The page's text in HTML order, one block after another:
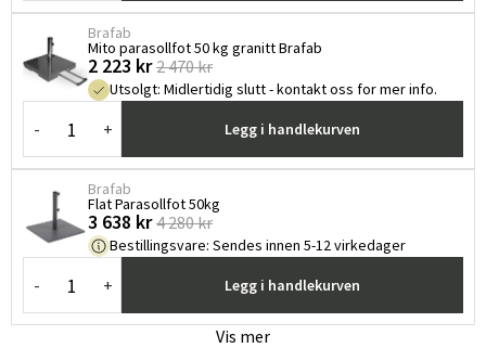
Brafab
Mito parasollfot 50 kg granitt Brafab
2 223 kr 2 470 kr
Utsolgt: Midlertidig slutt - kontakt oss for mer info.
- + Legg i handlekurven
Brafab
Flat Parasollfot 50kg
3 638 kr 4 280 kr
Bestillingsvare: Sendes innen 5-12 virkedager
- + Legg i handlekurven
Vis mer